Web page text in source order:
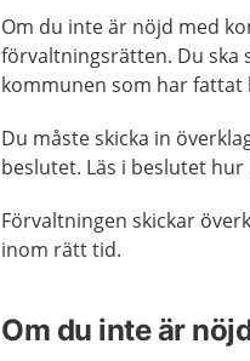
Om du inte är nöjd med
förvaltningsrätten. Du ska
kommunen som har fattat
Du måste skicka in
beslutet. Läs i beslutet
Förvaltningen skickar
inom rätt tid.
Om du inte är